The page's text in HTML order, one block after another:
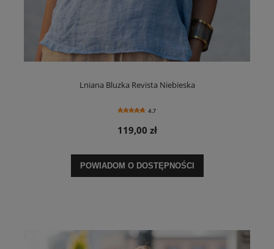
Lniana Bluzka Revista Niebieska
4.7
119,00 zł
POWIADOM O DOSTĘPNOŚCI